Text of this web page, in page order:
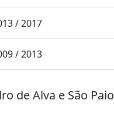
2013 / 2017
2009 / 2013
de Alva e São